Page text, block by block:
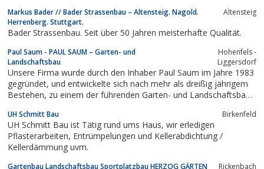
Aussenanlagen Baden-Baden | Terassenbau |
Abwassersysteme Rastatt.
Markus Bader // Bader Strassenbau – Altensteig. Nagold.
Herrenberg. Stuttgart.
Altensteig
Bader Strassenbau. Seit über 50 Jahren meisterhafte Qualität.
Paul Saum - PAUL SAUM – Garten- und
Landschaftsbau
Hohenfels -
Liggersdorf
Unsere Firma wurde durch den Inhaber Paul Saum im Jahre 1983
gegründet, und entwickelte sich nach mehr als dreißig jährigem
Bestehen, zu einem der führenden Garten- und Landschaftsbau
mittelständisches Unternehmen 50 Mitarbeiter, ausschließlich
aus dem Fachbereich Grün. Alle...
UH Schmitt Bau Birkenfeld
UH Schmitt Bau ist Tätig rund ums Haus, wir erledigen
Pflasterarbeiten, Entrümpelungen und Kellerabdichtung /
Kellerdämmung uvm.
Gartenbau Landschaftsbau Sportplatzbau HERZOG GÄRTEN Rickenbach